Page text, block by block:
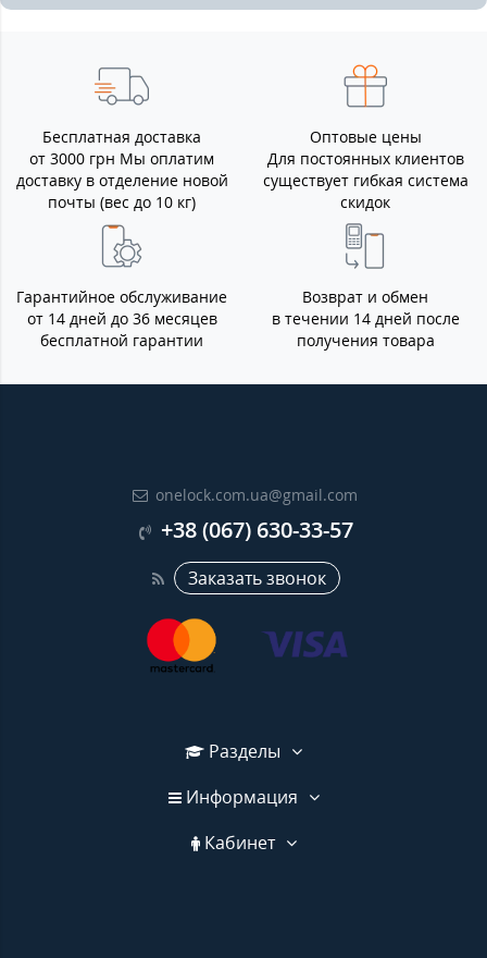
Бесплатная доставка
от 3000 грн Мы оплатим
доставку в отделение новой
почты (вес до 10 кг)
Оптовые цены
Для постоянных клиентов
существует гибкая система
скидок
Гарантийное обслуживание
от 14 дней до 36 месяцев
бесплатной гарантии
Возврат и обмен
в течении 14 дней после
получения товара
onelock.com.ua@gmail.com
+38 (067) 630-33-57
Заказать звонок
Разделы
Информация
Кабинет